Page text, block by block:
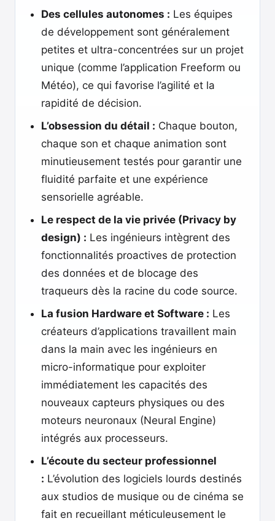
Des cellules autonomes : Les équipes
de développement sont généralement
petites et ultra-concentrées sur un projet
unique (comme l’application Freeform ou
Météo), ce qui favorise l’agilité et la
rapidité de décision.
L’obsession du détail : Chaque bouton,
chaque son et chaque animation sont
minutieusement testés pour garantir une
fluidité parfaite et une expérience
sensorielle agréable.
Le respect de la vie privée (Privacy by
design) : Les ingénieurs intègrent des
fonctionnalités proactives de protection
des données et de blocage des
traqueurs dès la racine du code source.
La fusion Hardware et Software : Les
créateurs d’applications travaillent main
dans la main avec les ingénieurs en
micro-informatique pour exploiter
immédiatement les capacités des
nouveaux capteurs physiques ou des
moteurs neuronaux (Neural Engine)
intégrés aux processeurs.
L’écoute du secteur professionnel
: L’évolution des logiciels lourds destinés
aux studios de musique ou de cinéma se
fait en recueillant méticuleusement le